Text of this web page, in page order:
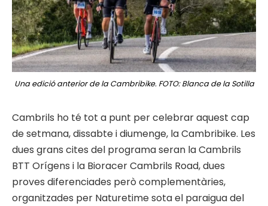
Una edició anterior de la Cambribike. FOTO: Blanca de la Sotilla
Cambrils ho té tot a punt per celebrar aquest cap
de setmana, dissabte i diumenge, la Cambribike. Les
dues grans cites del programa seran la Cambrils
BTT Orígens i la Bioracer Cambrils Road, dues
proves diferenciades però complementàries,
organitzades per Naturetime sota el paraigua del